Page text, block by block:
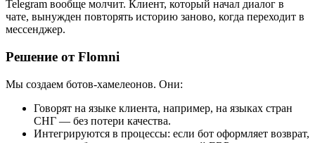
Telegram вообще молчит. Клиент, который начал диалог в
чате, вынужден повторять историю заново, когда переходит в
мессенджер.
Решение от Flomni
Мы создаем ботов-хамелеонов. Они:
Говорят на языке клиента, например, на языках стран
СНГ — без потери качества.
Интегрируются в процессы: если бот оформляет возврат,